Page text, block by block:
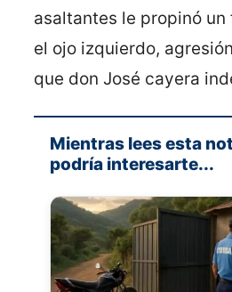
asaltantes le propinó
el ojo izquierdo,
que don José cayera
Mientras lees esta
podría interesarte...